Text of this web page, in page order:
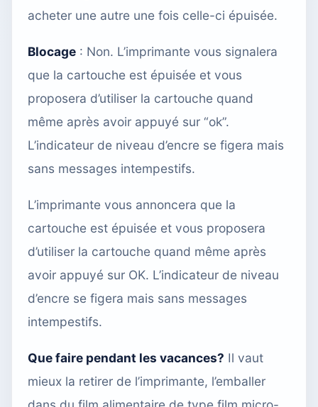
acheter une autre une fois celle-ci épuisée.
Blocage : Non. L’imprimante vous signalera
que la cartouche est épuisée et vous
proposera d’utiliser la cartouche quand
même après avoir appuyé sur “ok”.
L’indicateur de niveau d’encre se figera mais
sans messages intempestifs.
L’imprimante vous annoncera que la
cartouche est épuisée et vous proposera
d’utiliser la cartouche quand même après
avoir appuyé sur OK. L’indicateur de niveau
d’encre se figera mais sans messages
intempestifs.
Que faire pendant les vacances? Il vaut
mieux la retirer de l’imprimante, l’emballer